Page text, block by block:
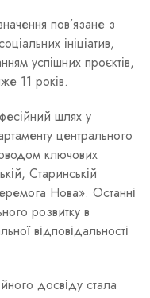
пов’язане з
ініціатив,
успішних проєктів,
11 років.
шлях у
центрального
ключових
Старинській
Нова». Останні
розвитку в
відповідальності
досвіду стала